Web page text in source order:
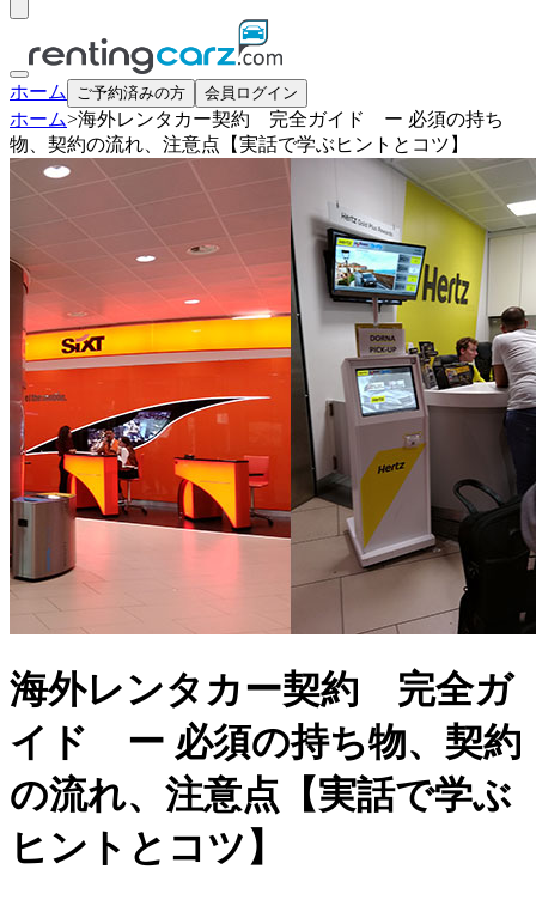
ホーム ご予約済みの方 会員ログイン
ホーム>海外レンタカー契約 完全ガイド ー 必須の持ち
物、契約の流れ、注意点【実話で学ぶヒントとコツ】
海外レンタカー契約 完全ガ
イド ー 必須の持ち物、契約
の流れ、注意点【実話で学ぶ
ヒントとコツ】